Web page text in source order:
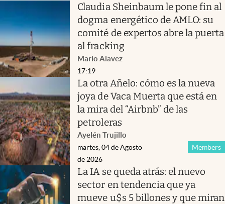
Claudia Sheinbaum le pone fin al
dogma energético de AMLO: su
comité de expertos abre la puerta
al fracking
Mario Alavez
17:19
La otra Añelo: cómo es la nueva
joya de Vaca Muerta que está en
la mira del “Airbnb” de las
petroleras
Ayelén Trujillo
Members
martes, 04 de Agosto
de 2026
La IA se queda atrás: el nuevo
sector en tendencia que ya
mueve u$s 5 billones y que miran